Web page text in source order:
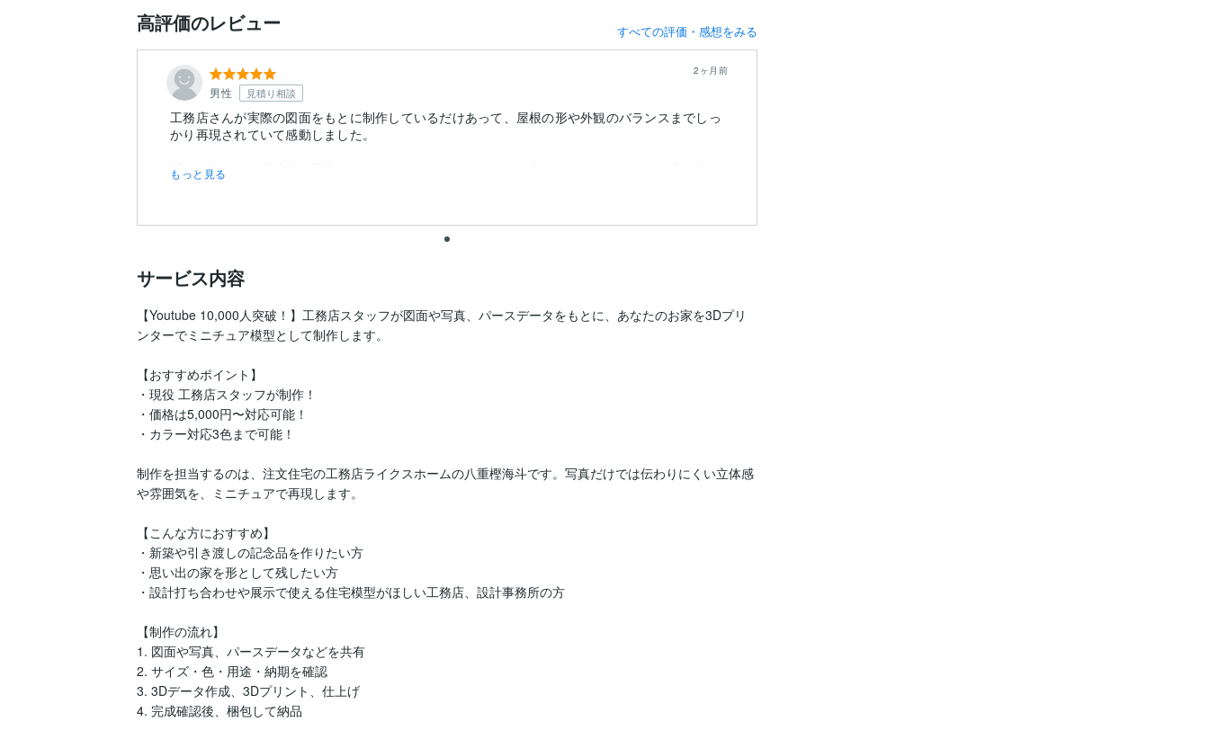
高評価のレビュー すべての評価・感想をみる
男性 見積り相談
2ヶ月前
工務店さんが実際の図面をもとに制作しているだけあって、屋根の形や外観のバランスまでしっ
かり再現されていて感動しました。
新築の家って、完成後は写真だけになりがちですが、こうして立体のミニチュアとして家に飾れ
ると、すごく愛着が湧きます。
もっと見る
サービス内容
【Youtube 10,000人突破！】工務店スタッフが図面や写真、パースデータをもとに、あなたのお家を3Dプリ
ンターでミニチュア模型として制作します。
【おすすめポイント】
・現役 工務店スタッフが制作！
・価格は5,000円〜対応可能！
・カラー対応3色まで可能！
制作を担当するのは、注文住宅の工務店ライクスホームの八重樫海斗です。写真だけでは伝わりにくい立体感
や雰囲気を、ミニチュアで再現します。
【こんな方におすすめ】
・新築や引き渡しの記念品を作りたい方
・思い出の家を形として残したい方
・設計打ち合わせや展示で使える住宅模型がほしい工務店、設計事務所の方
【制作の流れ】
1. 図面や写真、パースデータなどを共有
2. サイズ・色・用途・納期を確認
3. 3Dデータ作成、3Dプリント、仕上げ
4. 完成確認後、梱包して納品